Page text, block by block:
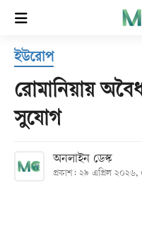
হোম
সর্বশেষ
বিভাগ
ইউরোপ
রোমানিয়ায়
সুযোগ
অনলাইন ডেস্ক
প্রকাশ: ২৯ এপ্রিল